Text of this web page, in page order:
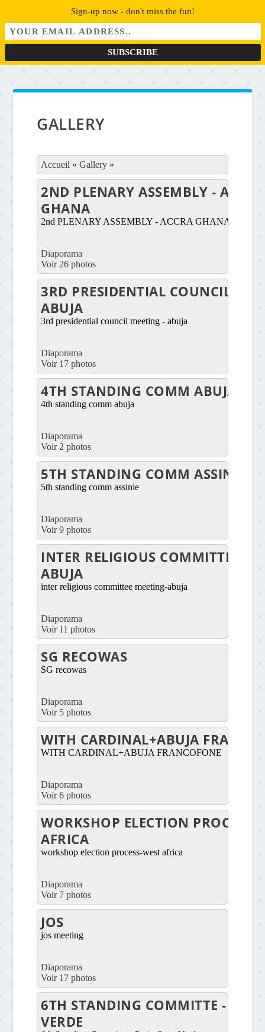
GALLERY
Accueil »Gallery »
2ND PLENARY ASSEMBLY - ACCRA
GHANA
2nd PLENARY ASSEMBLY - ACCRA GHANA
Diaporama
Voir 26 photos
3RD PRESIDENTIAL COUNCIL
ABUJA
3rd presidential council meeting - abuja
Diaporama
Voir 17 photos
4TH STANDING COMM ABUJA
4th standing comm abuja
Diaporama
Voir 2 photos
5TH STANDING COMM ASSINIE
5th standing comm assinie
Diaporama
Voir 9 photos
INTER RELIGIOUS COMMITTEE
ABUJA
inter religious committee meeting-abuja
Diaporama
Voir 11 photos
SG RECOWAS
SG recowas
Diaporama
Voir 5 photos
WITH CARDINAL+ABUJA
WITH CARDINAL+ABUJA FRANCOFONE
Diaporama
Voir 6 photos
WORKSHOP ELECTION PROCESS-
AFRICA
workshop election process-west africa
Diaporama
Voir 7 photos
JOS
jos meeting
Diaporama
Voir 17 photos
6TH STANDING COMMITTE -
VERDE
Sign-up now - don't miss the fun!